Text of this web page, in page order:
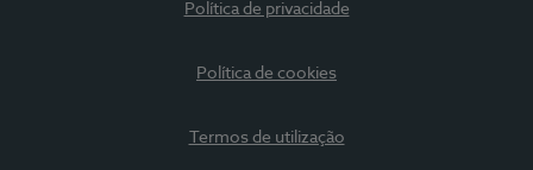
Política de privacidade
Política de cookies
Termos de utilização